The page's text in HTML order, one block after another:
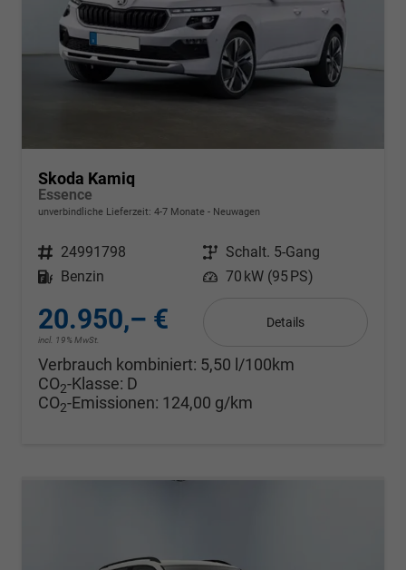
Skoda Kamiq
Essence
unverbindliche Lieferzeit: 4-7 Monate Neuwagen
Fahrzeugnr. 24991798 Getriebe Schalt. 5-Gang
Kraftstoff
Benzin Leistung 70 kW (95 PS)
20.950,– €
incl. 19% MwSt.
Details
Verbrauch kombiniert: 5,50 l/100km
CO2-Klasse: D
CO2-Emissionen: 124,00 g/km